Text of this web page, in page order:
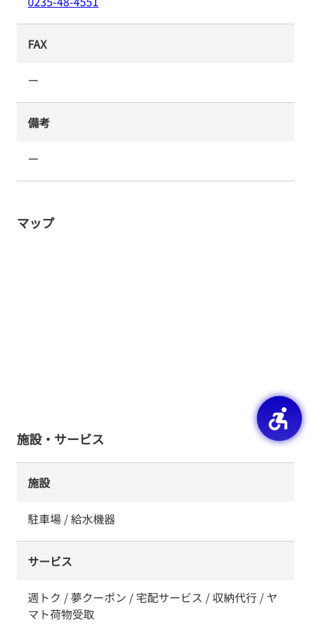
FAX
ー
備考
ー
マップ
施設・サービス
施設
駐車場 / 給水機器
サービス
週トク / 夢クーポン / 宅配サービス / 収納代行 / ヤ
マト荷物受取